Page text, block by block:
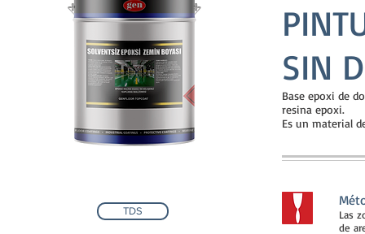
SIN
Base epoxi de
resina epoxi.
Es un material
TDS
Las
de